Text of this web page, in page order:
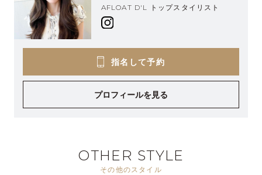
AFLOAT D'L トップスタイリスト
指名して予約
プロフィールを見る
OTHER STYLE
その他のスタイル